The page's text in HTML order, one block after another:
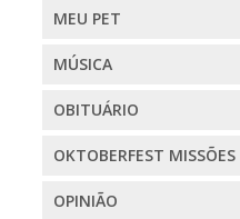
MEU PET
MÚSICA
OBITUÁRIO
OKTOBERFEST MISSÕES
OPINIÃO